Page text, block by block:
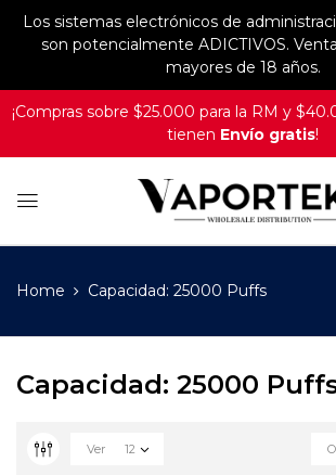
Los sistemas electrónicos de
son potencialmente ADICTIVOS.
mayores de 18 años.
¡Compras sobre $25.000 para la RM y
tienen Envío gratis!
Home Capacidad: 25000 Puffs
Capacidad: 25000
Ver 12